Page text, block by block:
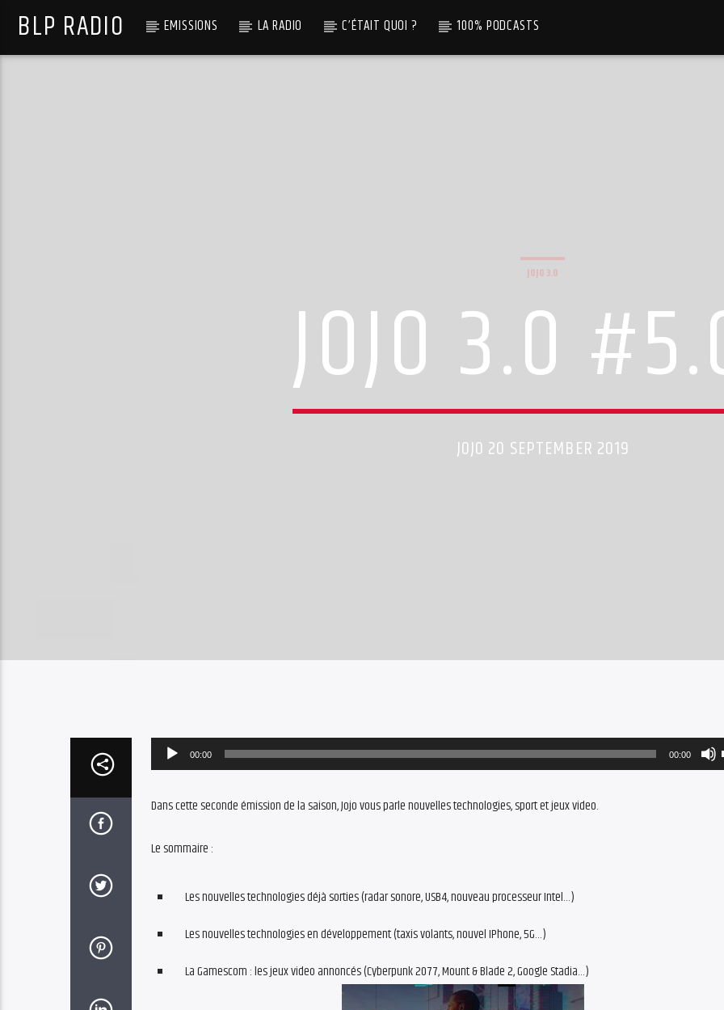
BLP RADIO EMISSIONS LA RADIO C’ÉTAIT QUOI ? 100% PODCASTS
JOJO 3.0
JOJO 3.0
JOJO 20 SEPTEMBER 2019
Audio
Player
00:00 00:00
Dans cette seconde émission de la saison, Jojo vous parle nouvelles technologies, sport et jeux video.
Le sommaire :
Les nouvelles technologies déjà sorties (radar sonore, USB4, nouveau processeur Intel…)
Les nouvelles technologies en développement (taxis volants, nouvel IPhone, 5G…)
La Gamescom : les jeux video annoncés (Cyberpunk 2077, Mount & Blade 2, Google Stadia…)